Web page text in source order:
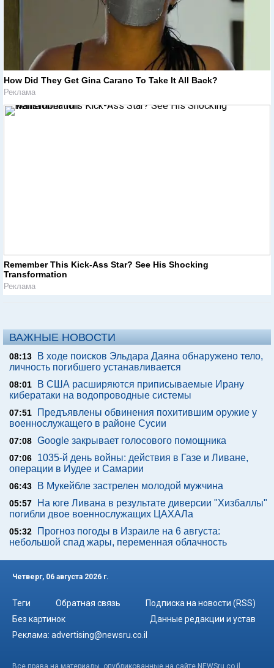
How Did They Get Gina Carano To Take It All Back?
Реклама
Remember This Kick-Ass Star? See His Shocking
Transformation
Реклама
ВАЖНЫЕ НОВОСТИ
08:13
В ходе поисков Эльдара Даяна обнаружено тело,
личность погибшего устанавливается
08:01
В США расширяются приписываемые Ирану
кибератаки на водопроводные системы
07:51
Предъявлены обвинения похитившим оружие у
военнослужащего в районе Сусии
07:08 Google закрывает голосового помощника
07:06
1035-й день войны: действия в Газе и Ливане,
операции в Иудее и Самарии
06:43 В Мукейбле застрелен молодой мужчина
05:57
На юге Ливана в результате диверсии "Хизбаллы"
погибли двое военнослужащих ЦАХАЛа
05:32
Прогноз погоды в Израиле на 6 августа:
небольшой спад жары, переменная облачность
Четверг, 06 августа 2026 г.
Теги Обратная связь
Подписка на новости (RSS)
Без картинок
Данные редакции и устав
Реклама: advertising@newsru.co.il
Все права на материалы, опубликованные на сайте NEWSru.co.il ,